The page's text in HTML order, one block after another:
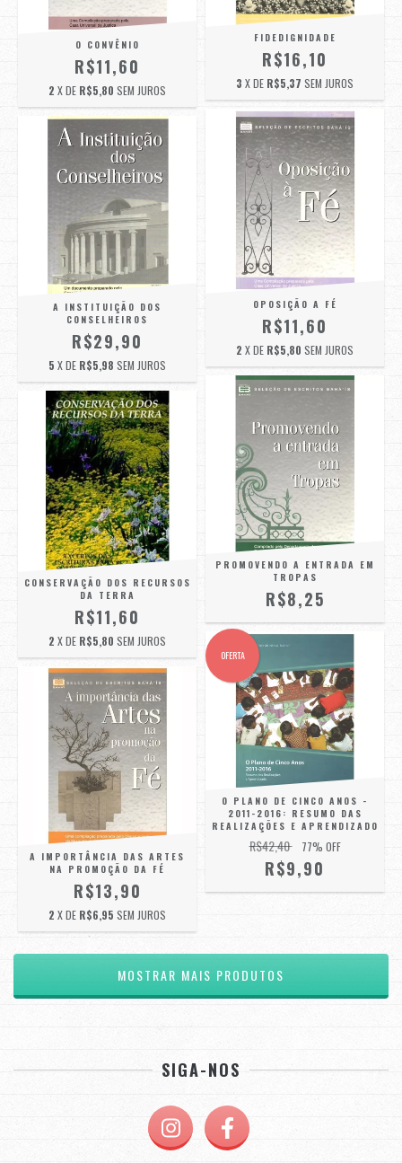
O CONVÊNIO
R$11,60
2 X DE R$5,80 SEM JUROS
FIDEDIGNIDADE
R$16,10
3 X DE R$5,37 SEM JUROS
A INSTITUIÇÃO DOS
CONSELHEIROS
R$29,90
5 X DE R$5,98 SEM JUROS
OPOSIÇÃO A FÉ
R$11,60
2 X DE R$5,80 SEM JUROS
CONSERVAÇÃO DOS RECURSOS
DA TERRA
R$11,60
2 X DE R$5,80 SEM JUROS
PROMOVENDO A ENTRADA EM
TROPAS
R$8,25
A IMPORTÂNCIA DAS ARTES
NA PROMOÇÃO DA FÉ
R$13,90
2 X DE R$6,95 SEM JUROS
OFERTA
O PLANO DE CINCO ANOS -
2011-2016: RESUMO DAS
REALIZAÇÕES E APRENDIZADO
R$42,40 77% OFF
R$9,90
MOSTRAR MAIS PRODUTOS
SIGA-NOS